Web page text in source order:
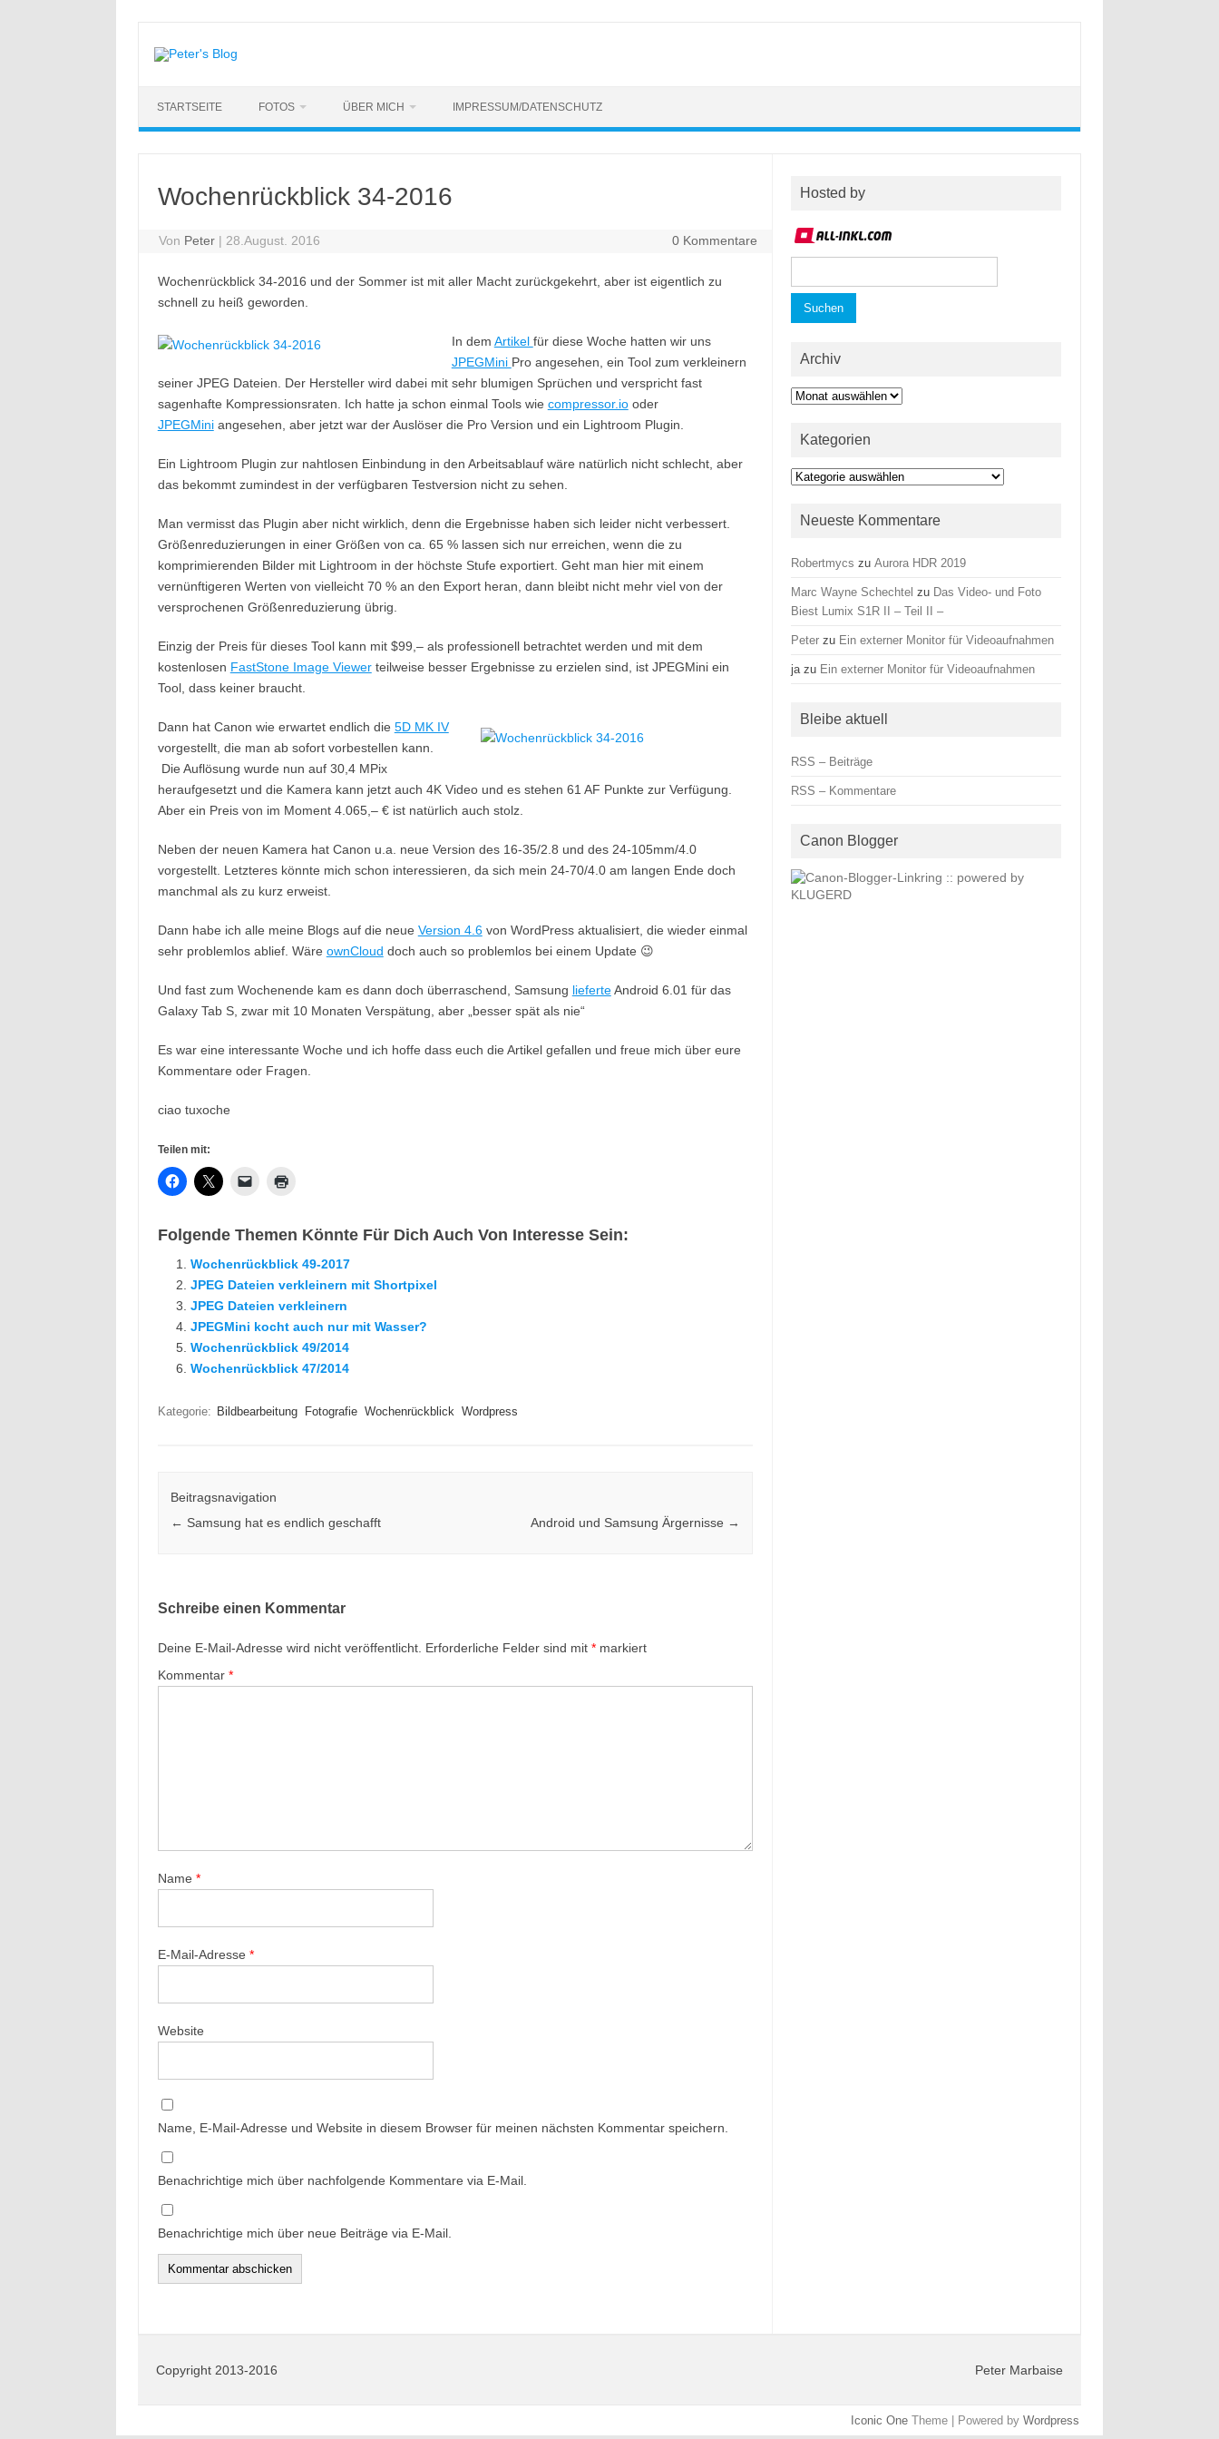
springen
STARTSEITE FOTOS ÜBER MICH IMPRESSUM/DATENSCHUTZ
Wochenrückblick 34-2016
Von Peter | 28.August. 2016 0 Kommentare
Wochenrückblick 34-2016 und der Sommer ist mit aller Macht zurückgekehrt, aber ist eigentlich zu
schnell zu heiß geworden.
In dem Artikel für diese Woche hatten wir uns
JPEGMini Pro angesehen, ein Tool zum verkleinern
seiner JPEG Dateien. Der Hersteller wird dabei mit sehr blumigen Sprüchen und verspricht fast
sagenhafte Kompressionsraten. Ich hatte ja schon einmal Tools wie compressor.iooder
JPEGMiniangesehen, aber jetzt war der Auslöser die Pro Version und ein Lightroom Plugin.
Ein Lightroom Plugin zur nahtlosen Einbindung in den Arbeitsablauf wäre natürlich nicht schlecht, aber
das bekommt zumindest in der verfügbaren Testversion nicht zu sehen.
Man vermisst das Plugin aber nicht wirklich, denn die Ergebnisse haben sich leider nicht verbessert.
Größenreduzierungen in einer Größen von ca. 65 % lassen sich nur erreichen, wenn die zu
komprimierenden Bilder mit Lightroom in der höchste Stufe exportiert. Geht man hier mit einem
vernünftigeren Werten von vielleicht 70 % an den Export heran, dann bleibt nicht mehr viel von der
versprochenen Größenreduzierung übrig.
Einzig der Preis für dieses Tool kann mit $99,– als professionell betrachtet werden und mit dem
kostenlosen FastStone Image Viewerteilweise besser Ergebnisse zu erzielen sind, ist JPEGMini ein
Tool, dass keiner braucht.
Dann hat Canon wie erwartet endlich die 5D MK IV
vorgestellt, die man ab sofort vorbestellen kann.
Die Auflösung wurde nun auf 30,4 MPix
heraufgesetzt und die Kamera kann jetzt auch 4K Video und es stehen 61 AF Punkte zur Verfügung.
Aber ein Preis von im Moment 4.065,– € ist natürlich auch stolz.
Neben der neuen Kamera hat Canon u.a. neue Version des 16-35/2.8 und des 24-105mm/4.0
vorgestellt. Letzteres könnte mich schon interessieren, da sich mein 24-70/4.0 am langen Ende doch
manchmal als zu kurz erweist.
Dann habe ich alle meine Blogs auf die neue Version 4.6von WordPress aktualisiert, die wieder einmal
sehr problemlos ablief. Wäre ownCloud doch auch so problemlos bei einem Update 😉
Und fast zum Wochenende kam es dann doch überraschend, Samsung lieferteAndroid 6.01 für das
Galaxy Tab S, zwar mit 10 Monaten Verspätung, aber „besser spät als nie“
Es war eine interessante Woche und ich hoffe dass euch die Artikel gefallen und freue mich über eure
Kommentare oder Fragen.
ciao tuxoche
Teilen mit:
Folgende Themen Könnte Für Dich Auch Von Interesse Sein:
Wochenrückblick 49-2017
JPEG Dateien verkleinern mit Shortpixel
JPEG Dateien verkleinern
JPEGMini kocht auch nur mit Wasser?
Wochenrückblick 49/2014
Wochenrückblick 47/2014
Kategorie: Bildbearbeitung Fotografie Wochenrückblick Wordpress
Beitragsnavigation
← Samsung hat es endlich geschafft Android und Samsung Ärgernisse →
Schreibe einen Kommentar
Deine E-Mail-Adresse wird nicht veröffentlicht. Erforderliche Felder sind mit *markiert
Kommentar *
Name *
E-Mail-Adresse *
Website
Name, E-Mail-Adresse und Website in diesem Browser für meinen nächsten Kommentar speichern.
Benachrichtige mich über nachfolgende Kommentare via E-Mail.
Benachrichtige mich über neue Beiträge via E-Mail.
Hosted by
nach:
Archiv
Archiv
Kategorien
Kategorien
Neueste Kommentare
Robertmycs zuAurora HDR 2019
Marc Wayne Schechtel zu Das Video- und Foto
Biest Lumix S1R II – Teil II –
Peter zu Ein externer Monitor für Videoaufnahmen
jazu Ein externer Monitor für Videoaufnahmen
Bleibe aktuell
RSS – Beiträge
RSS – Kommentare
Canon Blogger
Copyright 2013-2016 Peter Marbaise
Iconic One Theme | Powered by Wordpress